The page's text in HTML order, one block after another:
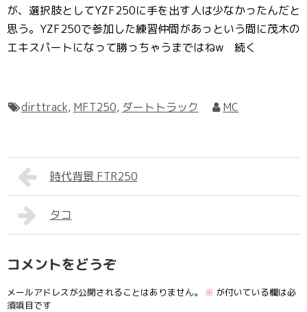
が、選択肢としてYZF250に手を出す人は少なかったんだと
思う。YZF250で参加した練習仲間があっという間に茂木の
エキスパートになって勝っちゃうまではねw 続く
dirttrack, MFT250, ダートトラック MC
時代背景 FTR250
タコ
コメントをどうぞ
メールアドレスが公開されることはありません。 ※ が付いている欄は必
須項目です